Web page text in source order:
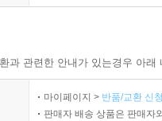
과 관련한 안내가 있는경우 아
마이페이지 > 반품/교환 신
판매자 배송 상품은 판매자